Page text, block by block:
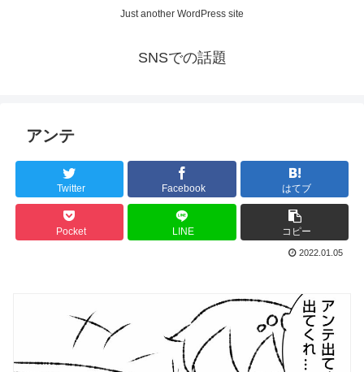
Just another WordPress site
SNSでの話題
アンテ
Twitter Facebook はてブ
Pocket LINE コピー
2022.01.05